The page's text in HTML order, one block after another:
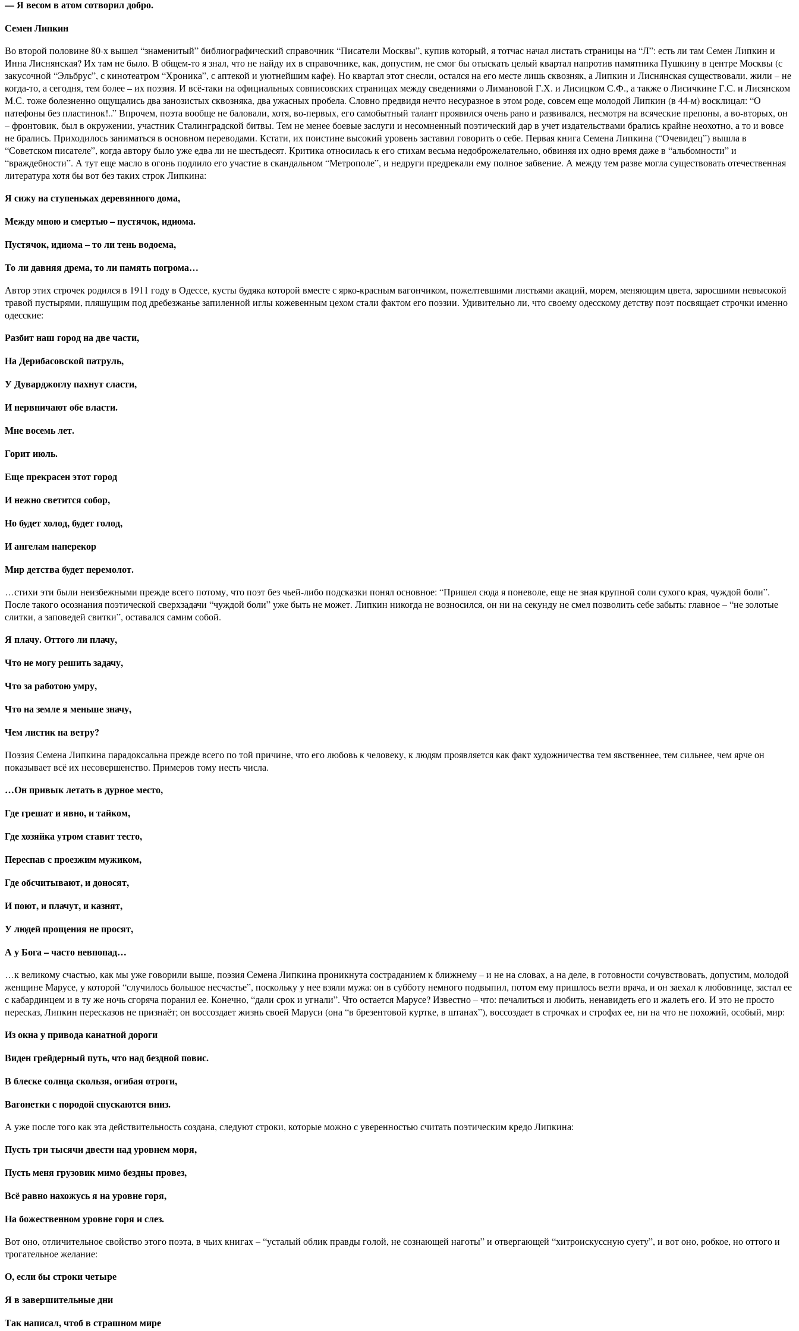
— Я весом в атом сотворил добро.
Семен Липкин
Во второй половине 80-х вышел “знаменитый” библиографический справочник “Писатели Москвы”, купив который, я тотчас начал листать страницы на “Л”: есть ли там Семен Липкин и
Инна Лиснянская? Их там не было. В общем-то я знал, что не найду их в справочнике, как, допустим, не смог бы отыскать целый квартал напротив памятника Пушкину в центре Москвы (с
закусочной “Эльбрус”, с кинотеатром “Хроника”, с аптекой и уютнейшим кафе). Но квартал этот снесли, остался на его месте лишь сквозняк, а Липкин и Лиснянская существовали, жили – не
когда-то, а сегодня, тем более – их поэзия. И всё-таки на официальных совписовских страницах между сведениями о Лимановой Г.Х. и Лисицком С.Ф., а также о Лисичкине Г.С. и Лисянском
М.С. тоже болезненно ощущались два занозистых сквозняка, два ужасных пробела. Словно предвидя нечто несуразное в этом роде, совсем еще молодой Липкин (в 44-м) восклицал: “О
патефоны без пластинок!..” Впрочем, поэта вообще не баловали, хотя, во-первых, его самобытный талант проявился очень рано и развивался, несмотря на всяческие препоны, а во-вторых, он
– фронтовик, был в окружении, участник Сталинградской битвы. Тем не менее боевые заслуги и несомненный поэтический дар в учет издательствами брались крайне неохотно, а то и вовсе
не брались. Приходилось заниматься в основном переводами. Кстати, их поистине высокий уровень заставил говорить о себе. Первая книга Семена Липкина (“Очевидец”) вышла в
“Советском писателе”, когда автору было уже едва ли не шестьдесят. Критика относилась к его стихам весьма недоброжелательно, обвиняя их одно время даже в “альбомности” и
“враждебности”. А тут еще масло в огонь подлило его участие в скандальном “Метрополе”, и недруги предрекали ему полное забвение. А между тем разве могла существовать отечественная
литература хотя бы вот без таких строк Липкина:
Я сижу на ступеньках деревянного дома,
Между мною и смертью – пустячок, идиома.
Пустячок, идиома – то ли тень водоема,
То ли давняя дрема, то ли память погрома…
Автор этих строчек родился в 1911 году в Одессе, кусты будяка которой вместе с ярко-красным вагончиком, пожелтевшими листьями акаций, морем, меняющим цвета, заросшими невысокой
травой пустырями, пляшущим под дребезжанье запиленной иглы кожевенным цехом стали фактом его поэзии. Удивительно ли, что своему одесскому детству поэт посвящает строчки именно
одесские:
Разбит наш город на две части,
На Дерибасовской патруль,
У Дуварджоглу пахнут сласти,
И нервничают обе власти.
Мне восемь лет.
Горит июль.
Еще прекрасен этот город
И нежно светится собор,
Но будет холод, будет голод,
И ангелам наперекор
Мир детства будет перемолот.
…стихи эти были неизбежными прежде всего потому, что поэт без чьей-либо подсказки понял основное: “Пришел сюда я поневоле, еще не зная крупной соли сухого края, чуждой боли”.
После такого осознания поэтической сверхзадачи “чуждой боли” уже быть не может. Липкин никогда не возносился, он ни на секунду не смел позволить себе забыть: главное – “не золотые
слитки, а заповедей свитки”, оставался самим собой.
Я плачу. Оттого ли плачу,
Что не могу решить задачу,
Что за работою умру,
Что на земле я меньше значу,
Чем листик на ветру?
Поэзия Семена Липкина парадоксальна прежде всего по той причине, что его любовь к человеку, к людям проявляется как факт художничества тем явственнее, тем сильнее, чем ярче он
показывает всё их несовершенство. Примеров тому несть числа.
…Он привык летать в дурное место,
Где грешат и явно, и тайком,
Где хозяйка утром ставит тесто,
Переспав с проезжим мужиком,
Где обсчитывают, и доносят,
И поют, и плачут, и казнят,
У людей прощения не просят,
А у Бога – часто невпопад…
…к великому счастью, как мы уже говорили выше, поэзия Семена Липкина проникнута состраданием к ближнему – и не на словах, а на деле, в готовности сочувствовать, допустим, молодой
женщине Марусе, у которой “случилось большое несчастье”, поскольку у нее взяли мужа: он в субботу немного подвыпил, потом ему пришлось везти врача, и он заехал к любовнице, застал ее
с кабардинцем и в ту же ночь сгоряча поранил ее. Конечно, “дали срок и угнали”. Что остается Марусе? Известно – что: печалиться и любить, ненавидеть его и жалеть его. И это не просто
пересказ, Липкин пересказов не признаёт; он воссоздает жизнь своей Маруси (она “в брезентовой куртке, в штанах”), воссоздает в строчках и строфах ее, ни на что не похожий, особый, мир:
Из окна у привода канатной дороги
Виден грейдерный путь, что над бездной повис.
В блеске солнца скользя, огибая отроги,
Вагонетки с породой спускаются вниз.
А уже после того как эта действительность создана, следуют строки, которые можно с уверенностью считать поэтическим кредо Липкина:
Пусть три тысячи двести над уровнем моря,
Пусть меня грузовик мимо бездны провез,
Всё равно нахожусь я на уровне горя,
На божественном уровне горя и слез.
Вот оно, отличительное свойство этого поэта, в чьих книгах – “усталый облик правды голой, не сознающей наготы” и отвергающей “хитроискуссную суету”, и вот оно, робкое, но оттого и
трогательное желание:
О, если бы строки четыре
Я в завершительные дни
Так написал, чтоб в страшном мире